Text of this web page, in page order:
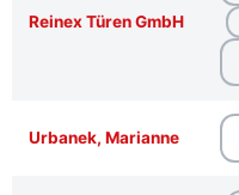
Reinex Türen GmbH
Urbanek, Marianne